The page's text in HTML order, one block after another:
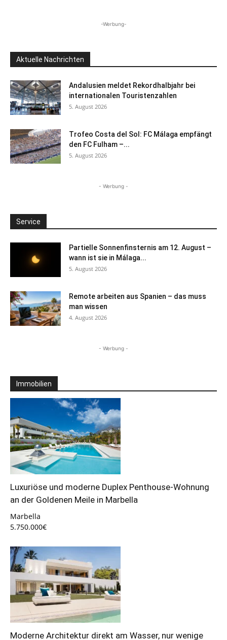
-Werbung-
Aktuelle Nachrichten
Andalusien meldet Rekordhalbjahr bei
internationalen Touristenzahlen
5. August 2026
Trofeo Costa del Sol: FC Málaga empfängt
den FC Fulham –...
5. August 2026
- Werbung -
Service
Partielle Sonnenfinsternis am 12. August –
wann ist sie in Málaga...
5. August 2026
Remote arbeiten aus Spanien – das muss
man wissen
4. August 2026
- Werbung -
Immobilien
Luxuriöse und moderne Duplex Penthouse-Wohnung
an der Goldenen Meile in Marbella
Marbella
5.750.000€
Moderne Architektur direkt am Wasser, nur wenige